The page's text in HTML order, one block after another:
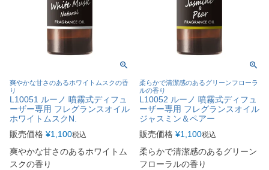
爽やかな甘さのあるホワイトムスクの香
り
L10051 ルーノ 噴霧式ディフュ
ーザー専用 フレグランスオイル
ホワイトムスクN.
販売価格 ¥1,100税込
爽やかな甘さのあるホワイトム
スクの香り
柔らかで清潔感のあるグリーンフローラ
ルの香り
L10052 ルーノ 噴霧式ディフュ
ーザー専用 フレグランスオイル
ジャスミン＆ペアー
販売価格 ¥1,100税込
柔らかで清潔感のあるグリーン
フローラルの香り